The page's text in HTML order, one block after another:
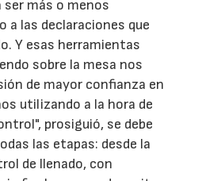
ser más o menos
a las declaraciones que
Y esas herramientas
sobre la mesa nos
de mayor confianza en
utilizando a la hora de
prosiguió, se debe
las etapas: desde la
de llenado, con